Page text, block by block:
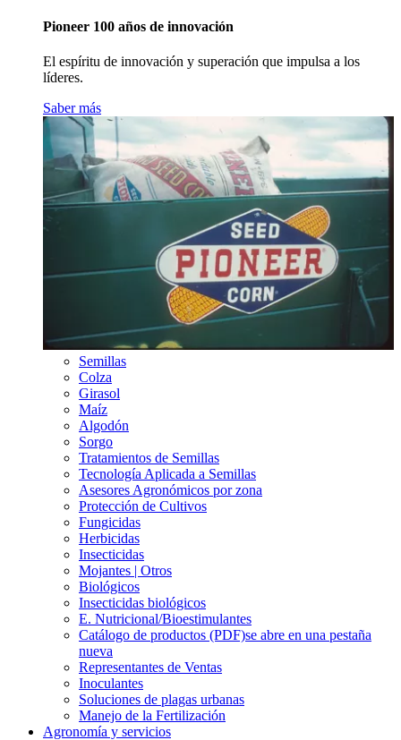
Pioneer 100 años de innovación
El espíritu de innovación y superación que impulsa a los
líderes.
Saber más
Semillas
Colza
Girasol
Maíz
Algodón
Sorgo
Tratamientos de Semillas
Tecnología Aplicada a Semillas
Asesores Agronómicos por zona
Protección de Cultivos
Fungicidas
Herbicidas
Insecticidas
Mojantes | Otros
Biológicos
Insecticidas biológicos
E. Nutricional/Bioestimulantes
Catálogo de productos (PDF)se abre en una pestaña
nueva
Representantes de Ventas
Inoculantes
Soluciones de plagas urbanas
Manejo de la Fertilización
Agronomía y servicios